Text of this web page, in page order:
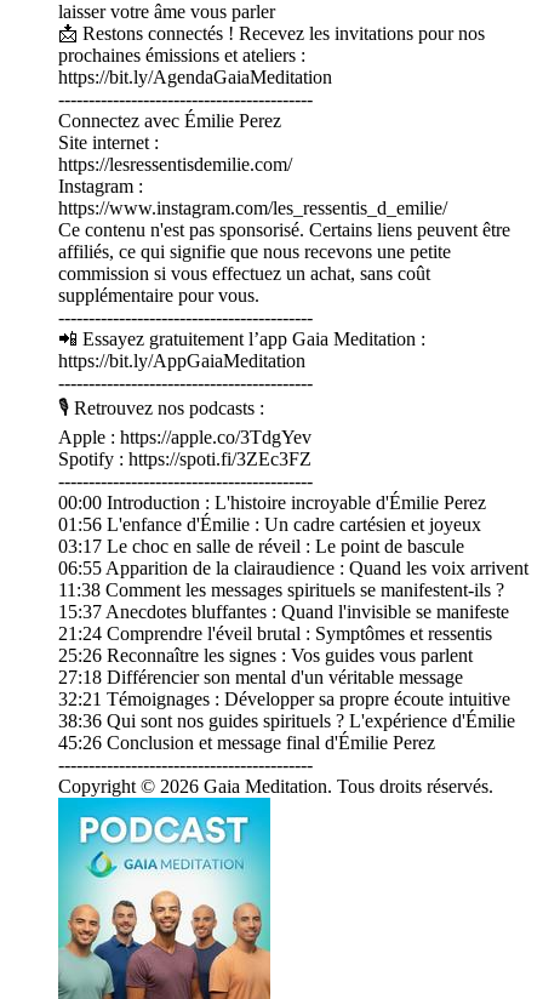
laisser votre âme vous parler
📩 Restons connectés ! Recevez les invitations pour nos
prochaines émissions et ateliers :
https://bit.ly/AgendaGaiaMeditation
------------------------------------------
Connectez avec Émilie Perez
Site internet :
https://lesressentisdemilie.com/
Instagram :
https://www.instagram.com/les_ressentis_d_emilie/
Ce contenu n'est pas sponsorisé. Certains liens peuvent être
affiliés, ce qui signifie que nous recevons une petite
commission si vous effectuez un achat, sans coût
supplémentaire pour vous.
------------------------------------------
📲 Essayez gratuitement l’app Gaia Meditation :
https://bit.ly/AppGaiaMeditation
------------------------------------------
🎙 Retrouvez nos podcasts :
Apple : https://apple.co/3TdgYev
Spotify : https://spoti.fi/3ZEc3FZ
------------------------------------------
00:00 Introduction : L'histoire incroyable d'Émilie Perez
01:56 L'enfance d'Émilie : Un cadre cartésien et joyeux
03:17 Le choc en salle de réveil : Le point de bascule
06:55 Apparition de la clairaudience : Quand les voix arrivent
11:38 Comment les messages spirituels se manifestent-ils ?
15:37 Anecdotes bluffantes : Quand l'invisible se manifeste
21:24 Comprendre l'éveil brutal : Symptômes et ressentis
25:26 Reconnaître les signes : Vos guides vous parlent
27:18 Différencier son mental d'un véritable message
32:21 Témoignages : Développer sa propre écoute intuitive
38:36 Qui sont nos guides spirituels ? L'expérience d'Émilie
45:26 Conclusion et message final d'Émilie Perez
------------------------------------------
Copyright © 2026 Gaia Meditation. Tous droits réservés.